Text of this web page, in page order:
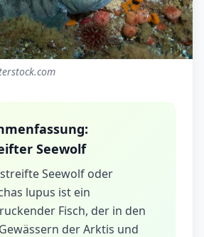
Seewolf
Seewolf oder
lupus ist ein
Fisch, der in den
der Arktis und